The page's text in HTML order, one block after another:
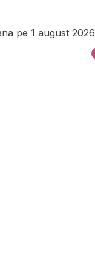
pe 1 august 2026